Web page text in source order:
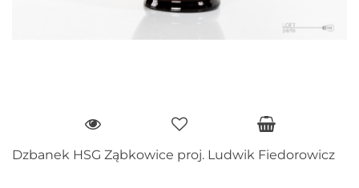
Dzbanek HSG Ząbkowice proj. Ludwik Fiedorowicz